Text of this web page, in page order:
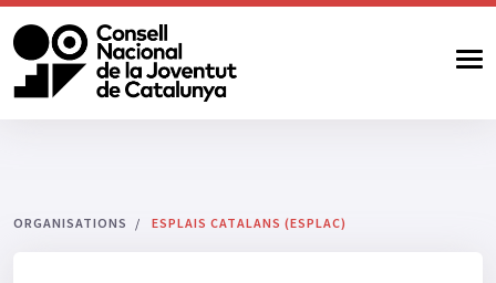
ORGANISATIONS ESPLAIS CATALANS (ESPLAC)